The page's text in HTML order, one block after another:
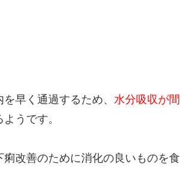
早く通過するため、 水分吸収が間
うです。
痢改善のために消化の良いものを食